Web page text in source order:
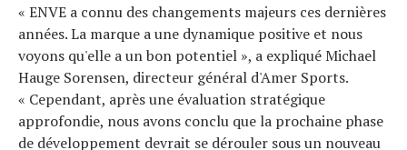
« ENVE a connu des changements majeurs ces dernières
années. La marque a une dynamique positive et nous
voyons qu'elle a un bon potentiel », a expliqué Michael
Hauge Sorensen, directeur général d'Amer Sports.
« Cependant, après une évaluation stratégique
approfondie, nous avons conclu que la prochaine phase
de développement devrait se dérouler sous un nouveau